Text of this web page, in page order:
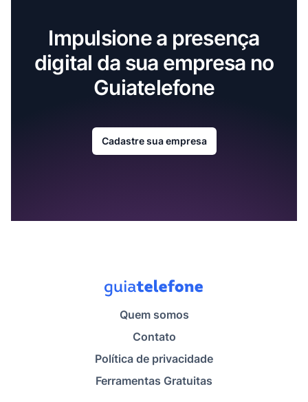
Impulsione a presença
digital da sua empresa no
Guiatelefone
Cadastre sua empresa
Quem somos
Contato
Política de privacidade
Ferramentas Gratuitas